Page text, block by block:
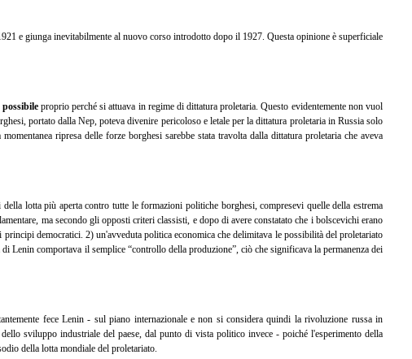
e giunga inevitabilmente al nuovo corso introdotto dopo il 1927. Questa opinione è superficiale
possibileproprio perché si attuava in regime di dittatura proletaria. Questo evidentemente non vuol
portato dalla Nep, poteva divenire pericoloso e letale per la dittatura proletaria in Russia solo
ripresa delle forze borghesi sarebbe stata travolta dalla dittatura proletaria che aveva
lotta più aperta contro tutte le formazioni politiche borghesi, compresevi quelle della estrema
ma secondo gli opposti criteri classisti, e dopo di avere constatato che i bolscevichi erano
democratici. 2) un'avveduta politica economica che delimitava le possibilità del proletariato
Lenin comportava il semplice “controllo della produzione”, ciò che significava la permanenza dei
fece Lenin - sul piano internazionale e non si considera quindi la rivoluzione russa in
sviluppo industriale del paese, dal punto di vista politico invece - poiché l'esperimento della
della lotta mondiale del proletariato.